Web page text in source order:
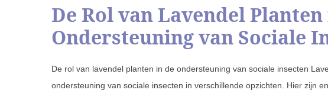
De Rol van Lavendel
Ondersteuning van Sociale
De rol van lavendel planten in de ondersteuning van sociale insecten
ondersteuning van sociale insecten in verschillende opzichten. Hier zijn